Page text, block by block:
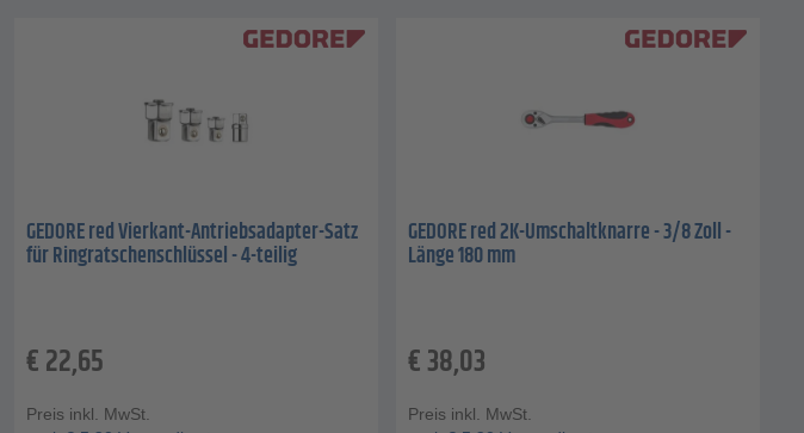
GEDORE red Vierkant-Antriebsadapter-Satz
für Ringratschenschlüssel - 4-teilig
€22,65
Preis inkl. MwSt.
GEDORE red 2K-Umschaltknarre - 3/8 Zoll -
Länge 180 mm
€38,03
Preis inkl. MwSt.